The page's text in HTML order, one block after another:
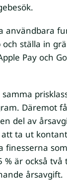
användbara
ställa in
Pay och
Däremot
del av
ta ut
är också
årsavgift.